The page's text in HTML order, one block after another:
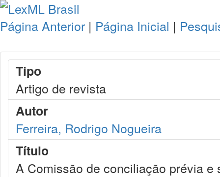
Página Anterior | Página Inicial |
Tipo
Artigo de revista
Autor
Ferreira, Rodrigo Nogueira
Título
A Comissão de conciliação prévia